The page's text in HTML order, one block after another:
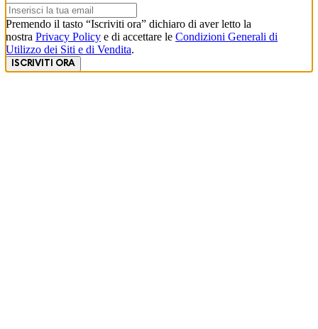
Premendo il tasto “Iscriviti ora” dichiaro di aver letto la
nostra Privacy Policy e di accettare le Condizioni Generali di
Utilizzo dei Siti e di Vendita.
ISCRIVITI ORA